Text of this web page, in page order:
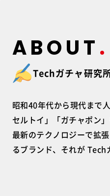
ABOUT
Techガチャ研究
昭和40年代から現代まで
セルトイ」「ガチャポン」
最新のテクノロジーで拡張
るブランド、 それが Tech